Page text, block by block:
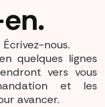
nous.
quelques lignes
vers vous
et les
avancer.